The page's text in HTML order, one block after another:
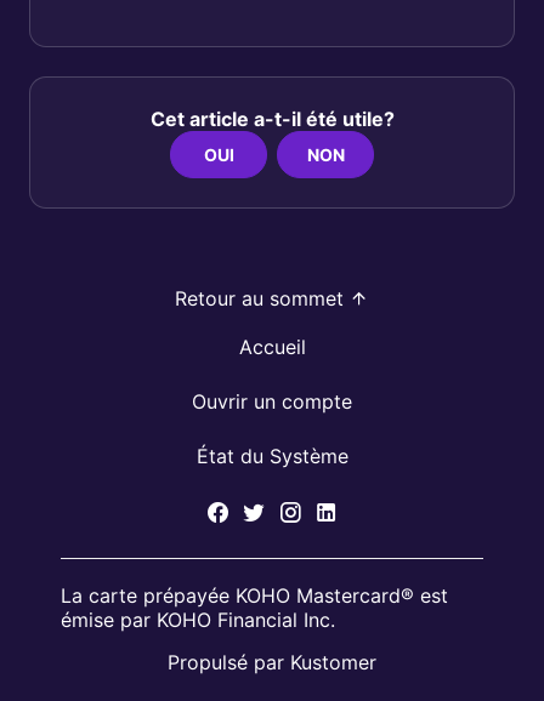
Cet article a-t-il été utile?
OUI NON
Retour au sommet
Accueil
Ouvrir un compte
État du Système
La carte prépayée KOHO Mastercard® est
émise par KOHO Financial Inc.
Propulsé par Kustomer